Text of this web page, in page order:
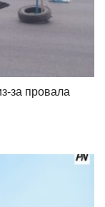
за провала